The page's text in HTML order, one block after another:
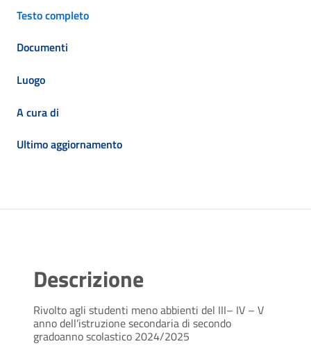
Testo completo
Documenti
Luogo
A cura di
Ultimo aggiornamento
Descrizione
Rivolto agli studenti meno abbienti del III– IV – V
anno dell’istruzione secondaria di secondo
gradoanno scolastico 2024/2025